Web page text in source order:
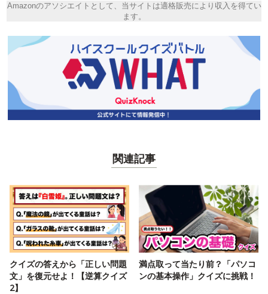
Amazonのアソシエイトとして、当サイトは適格販売により収入を得てい
ます。
関連記事
クイズの答えから「正しい問題
文」を復元せよ！【逆算クイズ
2】
満点取って当たり前？「パソコ
ンの基本操作」クイズに挑戦！